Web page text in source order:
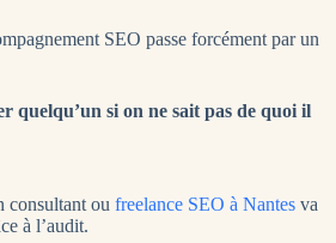
SEO passe forcément par un
quelqu’un si on ne sait pas de quoi il
consultant ou freelance SEO à Nantes va
à l’audit.